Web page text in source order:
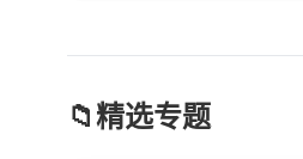
📁精选专题